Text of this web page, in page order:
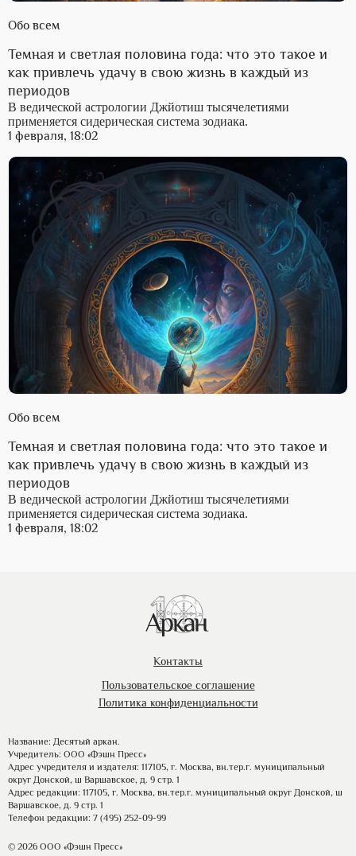
Обо всем
Темная и светлая половина года: что это такое и
как привлечь удачу в свою жизнь в каждый из
периодов
В ведической астрологии Джйотиш тысячелетиями
применяется сидерическая система зодиака.
1 февраля, 18:02
Обо всем
Темная и светлая половина года: что это такое и
как привлечь удачу в свою жизнь в каждый из
периодов
В ведической астрологии Джйотиш тысячелетиями
применяется сидерическая система зодиака.
1 февраля, 18:02
Контакты
Пользовательское соглашение
Политика конфиденциальности
Название: Десятый аркан.
Учредитель: ООО «Фэшн Пресс»
Адрес учредителя и издателя: 117105, г. Москва, вн.тер.г. муниципальный
округ Донской, ш Варшавское, д. 9 стр. 1
Адрес редакции: 117105, г. Москва, вн.тер.г. муниципальный округ Донской, ш
Варшавское, д. 9 стр. 1
Телефон редакции: 7 (495) 252-09-99
© 2026 ООО «Фэшн Пресс»